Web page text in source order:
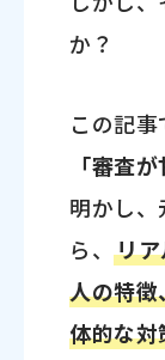
か？
この記
「審査が
明かし、
ら、リ
人の特徴
体的な対